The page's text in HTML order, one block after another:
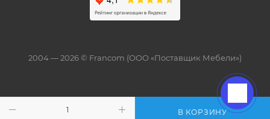
В КОРЗИНУ
2004 — 2026 © Francom (ООО «Поставщик Мебели»)